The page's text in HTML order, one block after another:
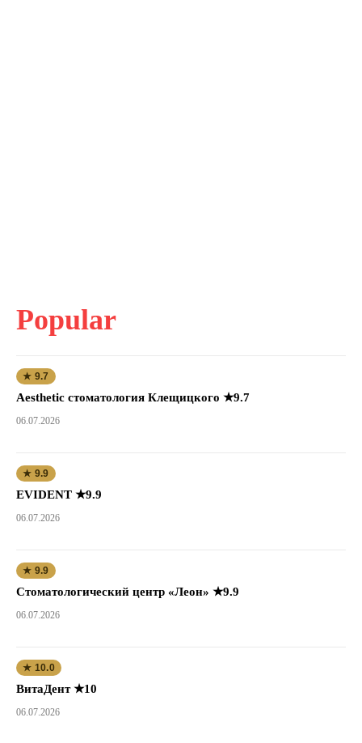
Popular
★ 9.7
Aesthetic стоматология Клещицкого ★9.7
06.07.2026
★ 9.9
EVIDENT ★9.9
06.07.2026
★ 9.9
Стоматологический центр «Леон» ★9.9
06.07.2026
★ 10.0
ВитаДент ★10
06.07.2026